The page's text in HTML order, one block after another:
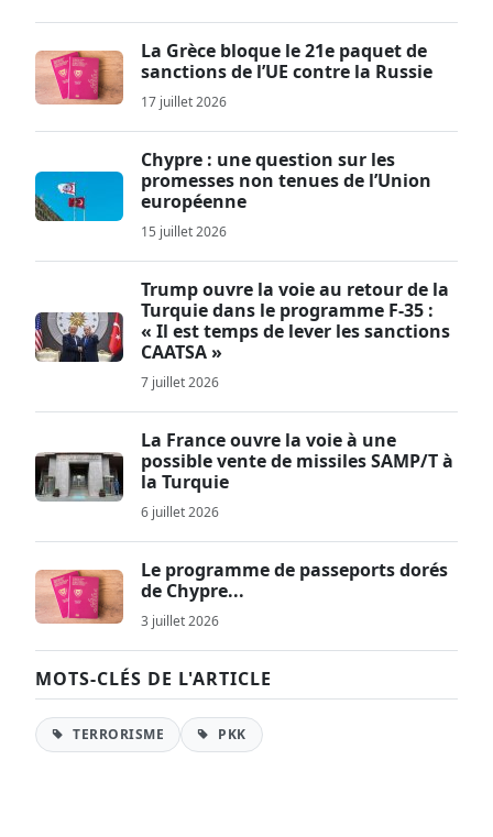
La Grèce bloque le 21e paquet de
sanctions de l’UE contre la Russie
17 juillet 2026
Chypre : une question sur les
promesses non tenues de l’Union
européenne
15 juillet 2026
Trump ouvre la voie au retour de la
Turquie dans le programme F-35 :
« Il est temps de lever les sanctions
CAATSA »
7 juillet 2026
La France ouvre la voie à une
possible vente de missiles SAMP/T à
la Turquie
6 juillet 2026
Le programme de passeports dorés
de Chypre...
3 juillet 2026
MOTS-CLÉS DE L'ARTICLE
TERRORISME PKK